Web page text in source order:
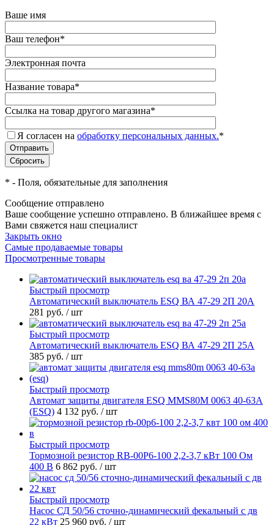
Ваше имя
Ваш телефон*
Электронная почта
Название товара*
Ссылка на товар другого магазина*
Я согласен на обработку персональных данных.*
* - Поля, обязательные для заполнения
Сообщение отправлено
Ваше сообщение успешно отправлено. В ближайшее время с
Вами свяжется наш специалист
Закрыть окно
Самые продаваемые товары
Просмотренные товары
Быстрый просмотр
Автоматический выключатель ESQ ВА 47-29 2П 20А
281 руб. / шт
Быстрый просмотр
Автоматический выключатель ESQ ВА 47-29 2П 25А
385 руб. / шт
Быстрый просмотр
Автомат защиты двигателя ESQ MMS80M 0063 40-63А
(ESQ) 4 132 руб. / шт
Быстрый просмотр
Тормозной резистор RB-00P6-100 2,2-3,7 кВт 100 Ом
400 В 6 862 руб. / шт
Быстрый просмотр
Насос СД 50/56 сточно-динамический фекальный с дв
22 кВт 25 960 руб. / шт